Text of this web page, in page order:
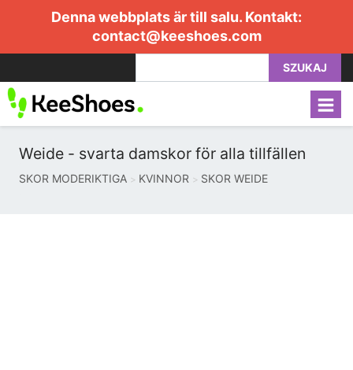
Denna webbplats är till salu. Kontakt:
contact@keeshoes.com
SZUKAJ
Weide - svarta damskor för alla tillfällen
SKOR MODERIKTIGA KVINNOR SKOR WEIDE